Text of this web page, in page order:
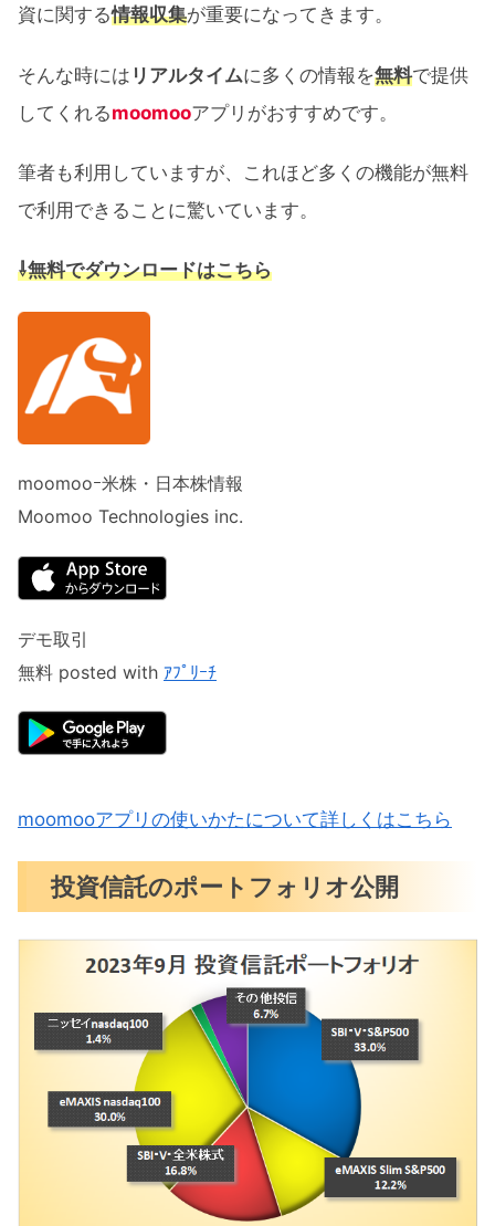
資に関する情報収集が重要になってきます。
そんな時には リアルタイムに多くの情報を無料で提供
してくれるmoomooアプリがおすすめです。
筆者も利用していますが、これほど多くの機能が無料
で利用できることに驚いています。
⇩無料でダウンロードはこちら
moomooｰ米株・日本株情報
Moomoo Technologies inc.
デモ取引
無料 posted with ｱﾌﾟﾘｰﾁ
moomooアプリの使いかたについて詳しくはこちら
投資信託のポートフォリオ公開